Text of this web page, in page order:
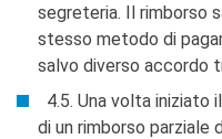
segreteria. Il rimborso
stesso metodo di
salvo diverso accordo
4.5. Una volta iniziato
di un rimborso parziale